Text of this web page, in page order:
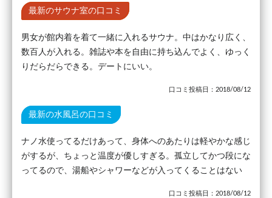
最新のサウナ室の口コミ
男女が館内着を着て一緒に入れるサウナ。中はかなり広く、
数百人が入れる。雑誌や本を自由に持ち込んでよく、ゆっく
りだらだらできる。デートにいい。
口コミ投稿日：2018/08/12
最新の水風呂の口コミ
ナノ水使ってるだけあって、身体へのあたりは軽やかな感じ
がするが、ちょっと温度が優しすぎる。孤立してかつ段にな
ってるので、湯船やシャワーなどが入ってくることはない
口コミ投稿日：2018/08/12